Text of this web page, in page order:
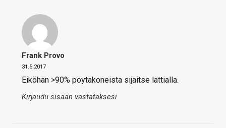
Frank Provo
31.5.2017
Eiköhän >90% pöytäkoneista sijaitse lattialla.
Kirjaudu sisään vastataksesi